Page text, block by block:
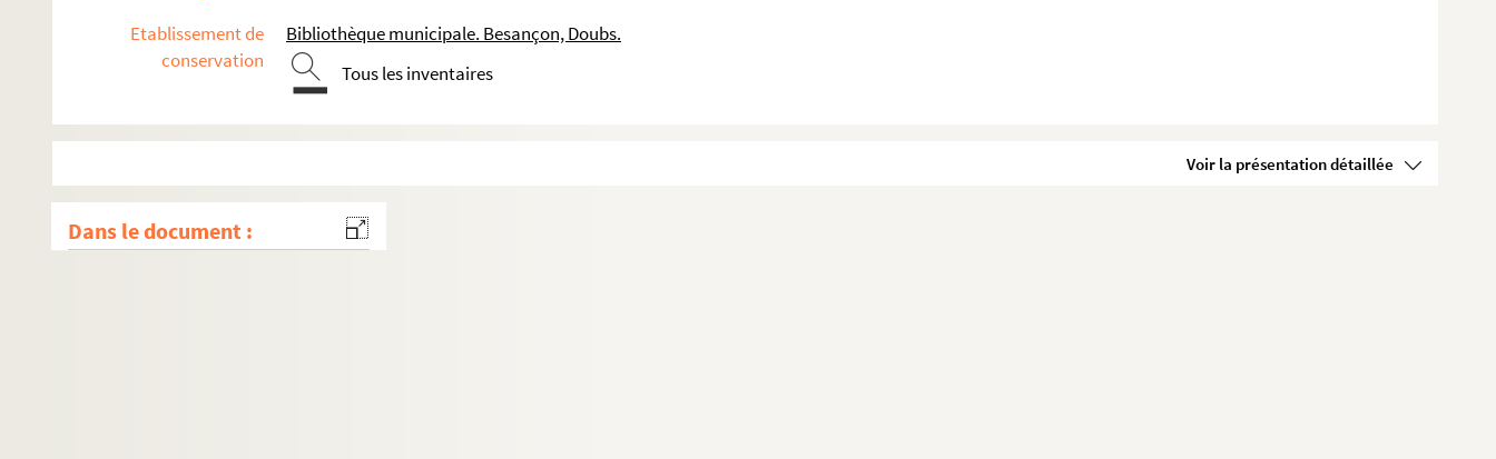
Etablissement de
conservation
Bibliothèque municipale. Besançon, Doubs.
Tous les inventaires
Voir la présentation détaillée
Dans le document :